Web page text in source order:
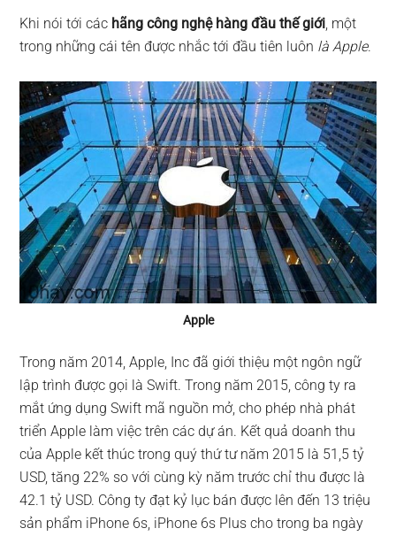
Khi nói tới các hãng công nghệ hàng đầu thế giới, một
trong những cái tên được nhắc tới đầu tiên luôn là Apple.
Apple
Trong năm 2014, Apple, Inc đã giới thiệu một ngôn ngữ
lập trình được gọi là Swift. Trong năm 2015, công ty ra
mắt ứng dụng Swift mã nguồn mở, cho phép nhà phát
triển Apple làm việc trên các dự án. Kết quả doanh thu
của Apple kết thúc trong quý thứ tư năm 2015 là 51,5 tỷ
USD, tăng 22% so với cùng kỳ năm trước chỉ thu được là
42.1 tỷ USD. Công ty đạt kỷ lục bán được lên đến 13 triệu
sản phẩm iPhone 6s, iPhone 6s Plus cho trong ba ngày